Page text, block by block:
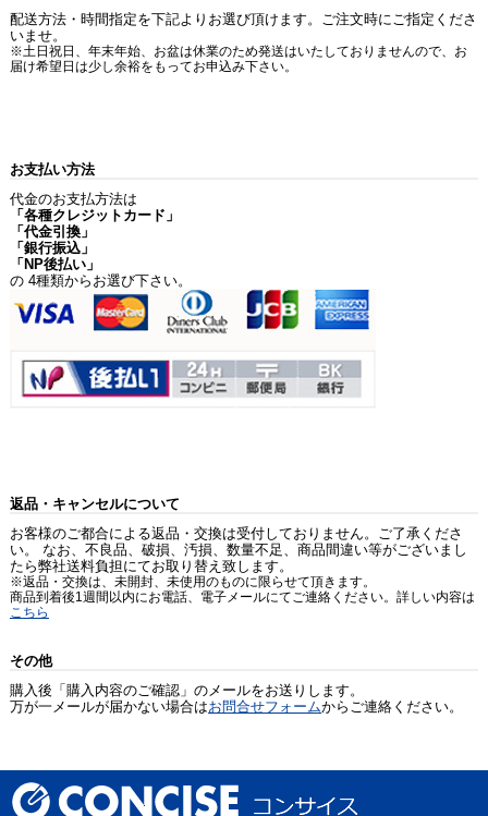
配送方法・時間指定を下記よりお選び頂けます。ご注文時にご指定くださ
いませ。
※土日祝日、年末年始、お盆は休業のため発送はいたしておりませんので、お
届け希望日は少し余裕をもってお申込み下さい。
お支払い方法
代金のお支払方法は
「各種クレジットカード」
「代金引換」
「銀行振込」
「NP後払い」
の 4種類からお選び下さい。
返品・キャンセルについて
お客様のご都合による返品・交換は受付しておりません。ご了承くださ
い。 なお、不良品、破損、汚損、数量不足、商品間違い等がございまし
たら弊社送料負担にてお取り替え致します。
※返品・交換は、未開封、未使用のものに限らせて頂きます。
商品到着後1週間以内にお電話、電子メールにてご連絡ください。詳しい内容は
こちら
その他
購入後「購入内容のご確認」のメールをお送りします。
万が一メールが届かない場合はお問合せフォームからご連絡ください。